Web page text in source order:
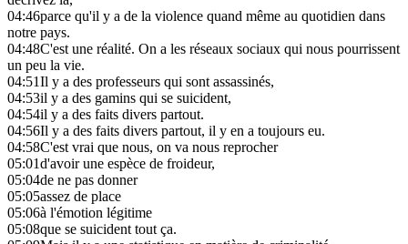
04:46parce qu'il y a de la violence quand même au quotidien dans
notre pays.
04:48C'est une réalité. On a les réseaux sociaux qui nous pourrissent
un peu la vie.
04:51Il y a des professeurs qui sont assassinés,
04:53il y a des gamins qui se suicident,
04:54il y a des faits divers partout.
04:56Il y a des faits divers partout, il y en a toujours eu.
04:58C'est vrai que nous, on va nous reprocher
05:01d'avoir une espèce de froideur,
05:04de ne pas donner
05:05assez de place
05:06à l'émotion légitime
05:08que se suicident tout ça.